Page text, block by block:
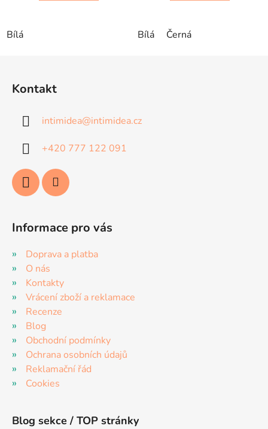
Bílá Bílá Černá
Kontakt
intimidea@intimidea.cz
+420 777 122 091
Informace pro vás
Doprava a platba
O nás
Kontakty
Vrácení zboží a reklamace
Recenze
Blog
Obchodní podmínky
Ochrana osobních údajů
Reklamační řád
Cookies
Blog sekce / TOP stránky